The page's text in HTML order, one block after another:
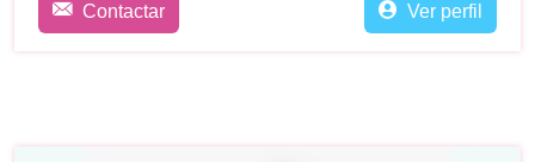
Contactar Ver perfil